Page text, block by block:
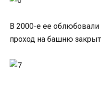
В 2000-е ее
проход на башню